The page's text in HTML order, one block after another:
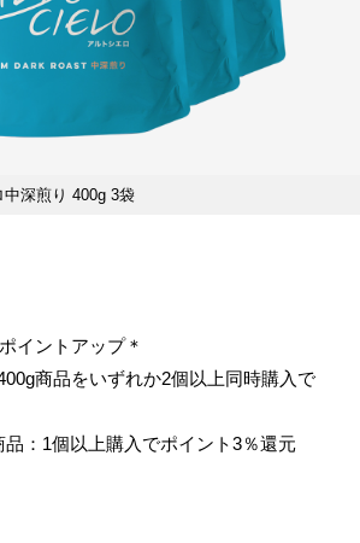
中深煎り 400g 3袋
イントアップ＊
商品をいずれか2個以上同時購入で
：1個以上購入でポイント3％還元